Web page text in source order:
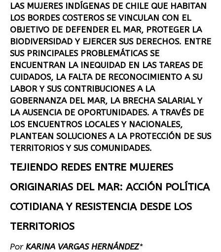
LAS MUJERES INDÍGENAS DE CHILE QUE HABITAN
LOS BORDES COSTEROS SE VINCULAN CON EL
OBJETIVO DE DEFENDER EL MAR, PROTEGER LA
BIODIVERSIDAD Y EJERCER SUS DERECHOS. ENTRE
SUS PRINCIPALES PROBLEMÁTICAS SE
ENCUENTRAN LA INEQUIDAD EN LAS TAREAS DE
CUIDADOS, LA FALTA DE RECONOCIMIENTO A SU
LABOR Y SUS CONTRIBUCIONES A LA
GOBERNANZA DEL MAR, LA BRECHA SALARIAL Y
LA AUSENCIA DE OPORTUNIDADES. A TRAVÉS DE
LOS ENCUENTROS LOCALES Y NACIONALES,
PLANTEAN SOLUCIONES A LA PROTECCIÓN DE SUS
TERRITORIOS Y SUS COMUNIDADES.
TEJIENDO REDES ENTRE MUJERES
ORIGINARIAS DEL MAR: ACCIÓN POLÍTICA
COTIDIANA Y RESISTENCIA DESDE LOS
TERRITORIOS
Por KARINA VARGAS HERNÁNDEZ*